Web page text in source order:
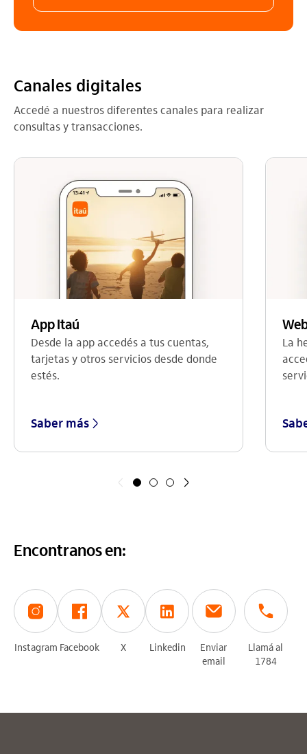
Canales digitales
Accedé a nuestros diferentes canales para realizar
consultas y transacciones.
App Itaú
Desde la app accedés a tus cuentas,
tarjetas y otros servicios desde donde
estés.
Saber más
La
Encontranos en:
Instagram Facebook X Linkedin
Enviar
email
Llamá al
1784